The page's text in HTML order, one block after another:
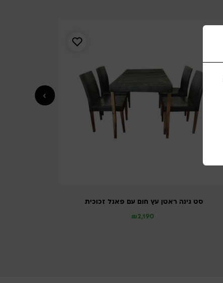
סט גינה ראטן עץ חום עם פאנל זכוכית
2,190
₪